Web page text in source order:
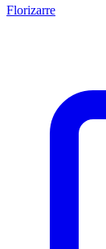
Florizarre